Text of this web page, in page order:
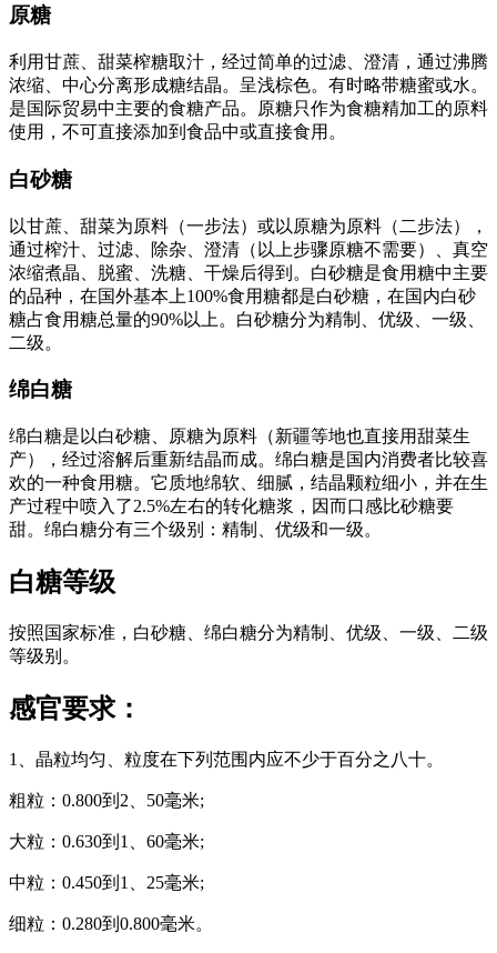
原糖
利用甘蔗、甜菜榨糖取汁，经过简单的过滤、澄清，通过沸腾
浓缩、中心分离形成糖结晶。呈浅棕色。有时略带糖蜜或水。
是国际贸易中主要的食糖产品。原糖只作为食糖精加工的原料
使用，不可直接添加到食品中或直接食用。
白砂糖
以甘蔗、甜菜为原料（一步法）或以原糖为原料（二步法），
通过榨汁、过滤、除杂、澄清（以上步骤原糖不需要）、真空
浓缩煮晶、脱蜜、洗糖、干燥后得到。白砂糖是食用糖中主要
的品种，在国外基本上100%食用糖都是白砂糖，在国内白砂
糖占食用糖总量的90%以上。白砂糖分为精制、优级、一级、
二级。
绵白糖
绵白糖是以白砂糖、原糖为原料（新疆等地也直接用甜菜生
产），经过溶解后重新结晶而成。绵白糖是国内消费者比较喜
欢的一种食用糖。它质地绵软、细腻，结晶颗粒细小，并在生
产过程中喷入了2.5%左右的转化糖浆，因而口感比砂糖要
甜。绵白糖分有三个级别：精制、优级和一级。
白糖等级
按照国家标准，白砂糖、绵白糖分为精制、优级、一级、二级
等级别。
感官要求：
1、晶粒均匀、粒度在下列范围内应不少于百分之八十。
粗粒：0.800到2、50毫米;
大粒：0.630到1、60毫米;
中粒：0.450到1、25毫米;
细粒：0.280到0.800毫米。